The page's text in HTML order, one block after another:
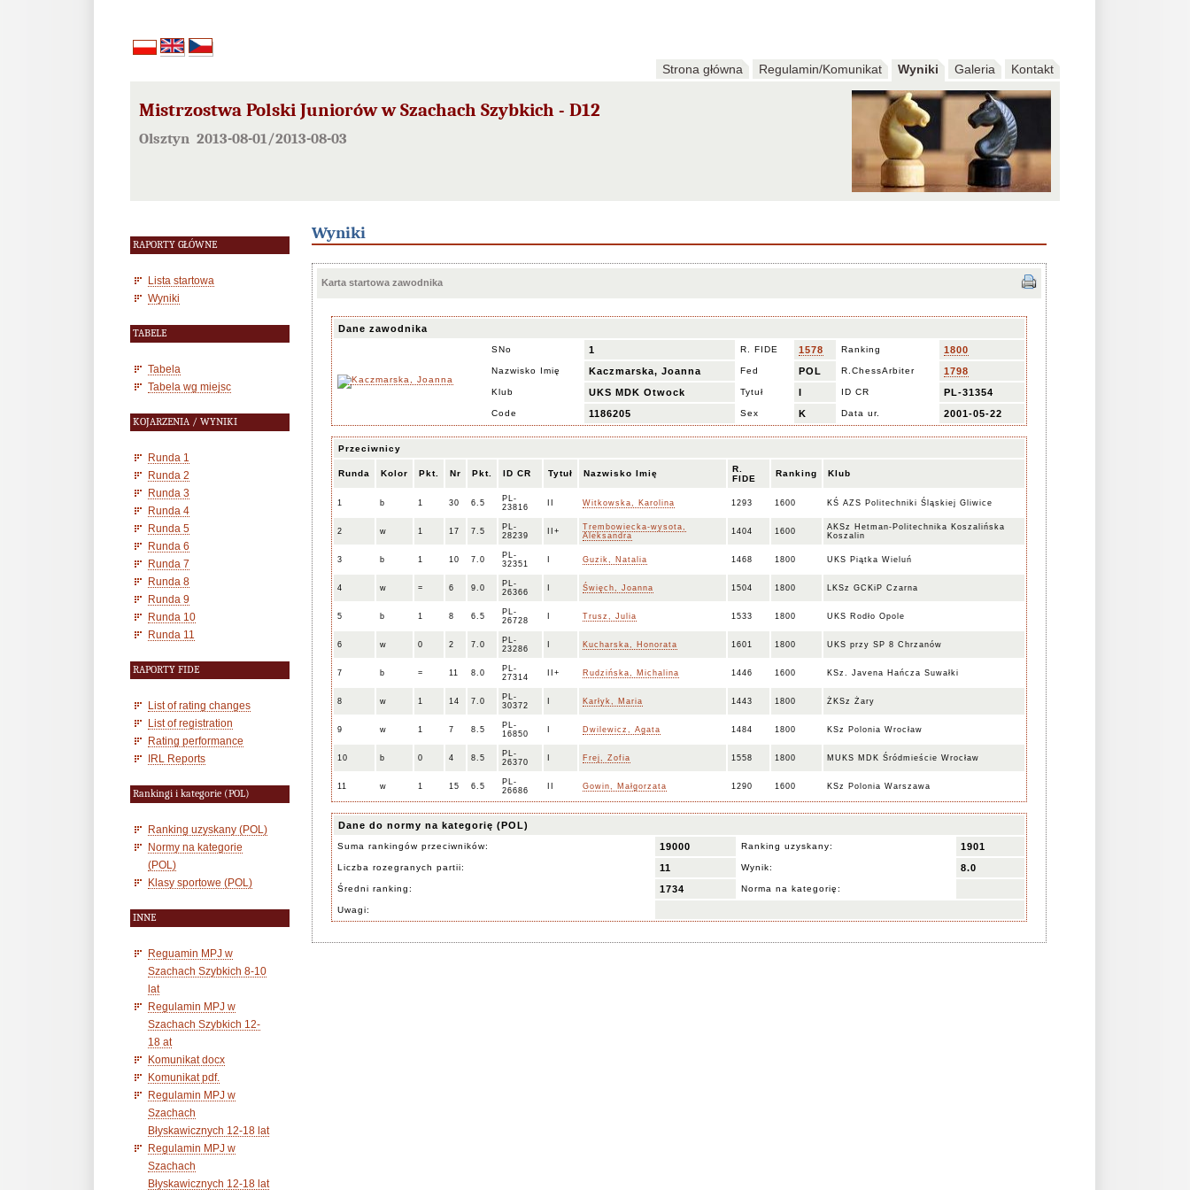
Strona główna Regulamin/Komunikat Wyniki Galeria Kontakt
Mistrzostwa Polski Juniorów w Szachach Szybkich - D12
Olsztyn 2013-08-01/2013-08-03
RAPORTY GŁÓWNE
Lista startowa
Wyniki
TABELE
Tabela
Tabela wg miejsc
KOJARZENIA / WYNIKI
Runda 1
Runda 2
Runda 3
Runda 4
Runda 5
Runda 6
Runda 7
Runda 8
Runda 9
Runda 10
Runda 11
RAPORTY FIDE
List of rating changes
List of registration
Rating performance
IRL Reports
Rankingi i kategorie (POL)
Ranking uzyskany (POL)
Normy na kategorie
(POL)
Klasy sportowe (POL)
INNE
Reguamin MPJ w
Szachach Szybkich 8-10
lat
Regulamin MPJ w
Szachach Szybkich 12-
18 at
Komunikat docx
Komunikat pdf.
Regulamin MPJ w
Szachach
Błyskawicznych 12-18 lat
Regulamin MPJ w
Szachach
Błyskawicznych 12-18 lat
Wyniki
Karta startowa zawodnika
Dane zawodnika
SNo 1 R. FIDE 1578 Ranking 1800
Nazwisko Imię Kaczmarska, Joanna Fed POL R.ChessArbiter 1798
Klub UKS MDK Otwock Tytuł I ID CR PL-31354
Code 1186205 Sex K Data ur. 2001-05-22
Przeciwnicy
Runda Kolor Pkt. Nr Pkt. ID CR Tytuł Nazwisko Imię
R.
FIDE
Ranking Klub
1 b 1 30 6.5
PL-
23816
Witkowska, Karolina 1293 1600 KŚ AZS Politechniki Śląskiej Gliwice
2 w 1 17 7.5
PL-
28239
II+
Trembowiecka-wysota,
Aleksandra
1404 1600
AKSz Hetman-Politechnika Koszalińska
Koszalin
3 b 1 10 7.0
PL-
32351
Guzik, Natalia 1468 1800 UKS Piątka Wieluń
4 w = 6 9.0
PL-
26366
Święch, Joanna 1504 1800 LKSz GCKiP Czarna
5 b 1 8 6.5
PL-
26728
Trusz, Julia 1533 1800 UKS Rodło Opole
6 w 0 2 7.0
PL-
23286
Kucharska, Honorata 1601 1800 UKS przy SP 8 Chrzanów
7 b = 11 8.0
PL-
27314
II+ Rudzińska, Michalina 1446 1600 KSz. Javena Hańcza Suwałki
8 w 1 14 7.0
PL-
30372
Karłyk, Maria 1443 1800 ŻKSz Żary
9 w 1 7 8.5
PL-
16850
Dwilewicz, Agata 1484 1800 KSz Polonia Wrocław
10 b 0 4 8.5
PL-
26370
Frej, Zofia 1558 1800 MUKS MDK Śródmieście Wrocław
11 w 1 15 6.5
PL-
26686
Gowin, Małgorzata 1290 1600 KSz Polonia Warszawa
Dane do normy na kategorię (POL)
Suma rankingów przeciwników: 19000 Ranking uzyskany: 1901
Liczba rozegranych partii: 11 Wynik: 8.0
Średni ranking: 1734 Norma na kategorię:
Uwagi: